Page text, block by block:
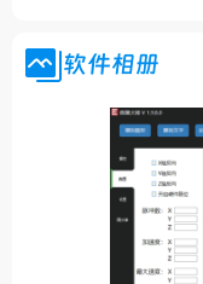
软件相册